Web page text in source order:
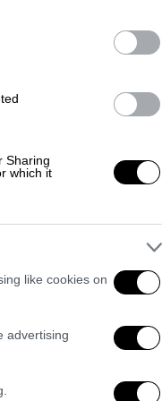
Sharing
which it
like cookies on
advertising